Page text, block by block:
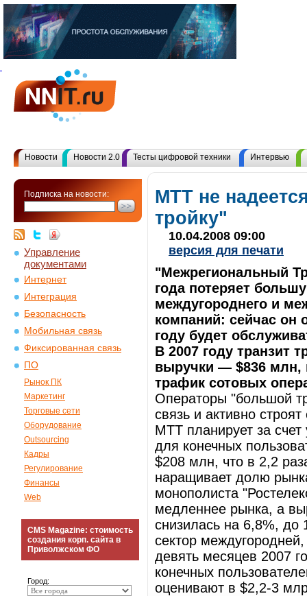
Новости Новости 2.0 Тесты цифровой техники Интервью
Подписка на новости:
Управление
документами
Интернет
Интеграция
Безопасность
Мобильная связь
Фиксированная связь
ПО
Рынок ПК
Маркетинг
Торговые сети
Оборудование
Outsourcing
Кадры
Регулирование
Финансы
Web
CMS Magazine: стоимость
создания корп. сайта в
Приволжском ФО
Город:
МТТ не
тройку"
10.04.2008 09:00
версия для печати
"Межрегиональный
года потеряет
междугороднего и
компаний: сейчас он
году будет
В 2007 году транзит
выручки — $836 млн,
трафик сотовых
Операторы "большой
связь и активно
МТТ планирует за
для конечных
$208 млн, что в 2,2
наращивает долю
монополиста
медленнее рынка, а
снизилась на 6,8%,
сектор
девять месяцев 2007
конечных
оценивают в $2,2-3